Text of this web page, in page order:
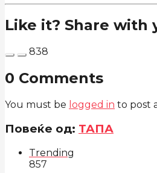
Like it? Share with
838
0 Comments
You must be logged in to post
Повеќе од: ТАПА
Trending
857